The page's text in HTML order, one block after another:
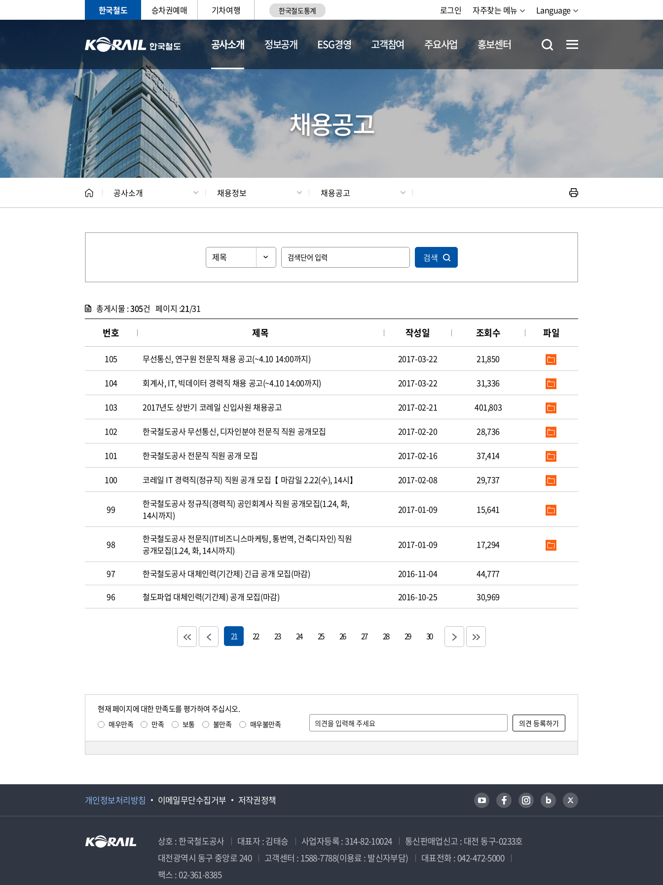
한국철도 승차권예매 기차여행 한국철도통계 로그인 자주찾는 메뉴 Language
공사소개
CEO 일반현황 채용정보
정보공개 ESG경영 고객참여 주요사업 홍보센터
채용공고
공사소개 채용정보 채용공고
검색
총게시물 :305건 페이지 :21/31
번호 제목 작성일 조회수 파일
105 무선통신, 연구원 전문직 채용 공고(~4.10 14:00까지) 2017-03-22 21,850
104 회계사, IT, 빅데이터 경력직 채용 공고(~4.10 14:00까지) 2017-03-22 31,336
103 2017년도 상반기 코레일 신입사원 채용공고 2017-02-21 401,803
102 한국철도공사 무선통신, 디자인분야 전문직 직원 공개모집 2017-02-20 28,736
101 한국철도공사 전문직 직원 공개 모집 2017-02-16 37,414
100 코레일 IT 경력직(정규직) 직원 공개 모집【 마감일 2.22(수), 14시】 2017-02-08 29,737
99
한국철도공사 정규직(경력직) 공인회계사 직원 공개모집(1.24, 화,
14시까지)
2017-01-09 15,641
98
한국철도공사 전문직(IT비즈니스마케팅, 통번역, 건축디자인) 직원
공개모집(1.24, 화, 14시까지)
2017-01-09 17,294
97 한국철도공사 대체인력(기간제) 긴급 공개 모집(마감) 2016-11-04
44,777
96
철도파업 대체인력(기간제) 공개 모집(마감) 2016-10-25 30,969
21 22 23 24 25 26 27 28 29 30
현재 페이지에 대한 만족도를 평가하여 주십시오.
매우만족 만족 보통 불만족 매우불만족
개인정보처리방침 이메일무단수집거부 저작권정책
상호 : 한국철도공사 대표자 : 김태승 사업자등록 : 314-82-10024
통신판매업신고 : 대전 동구-0233호
대전광역시 동구 중앙로 240
고객센터 : 1588-7788(이용료 : 발신자부담)
대표전화 : 042-472-5000
팩스 : 02-361-8385